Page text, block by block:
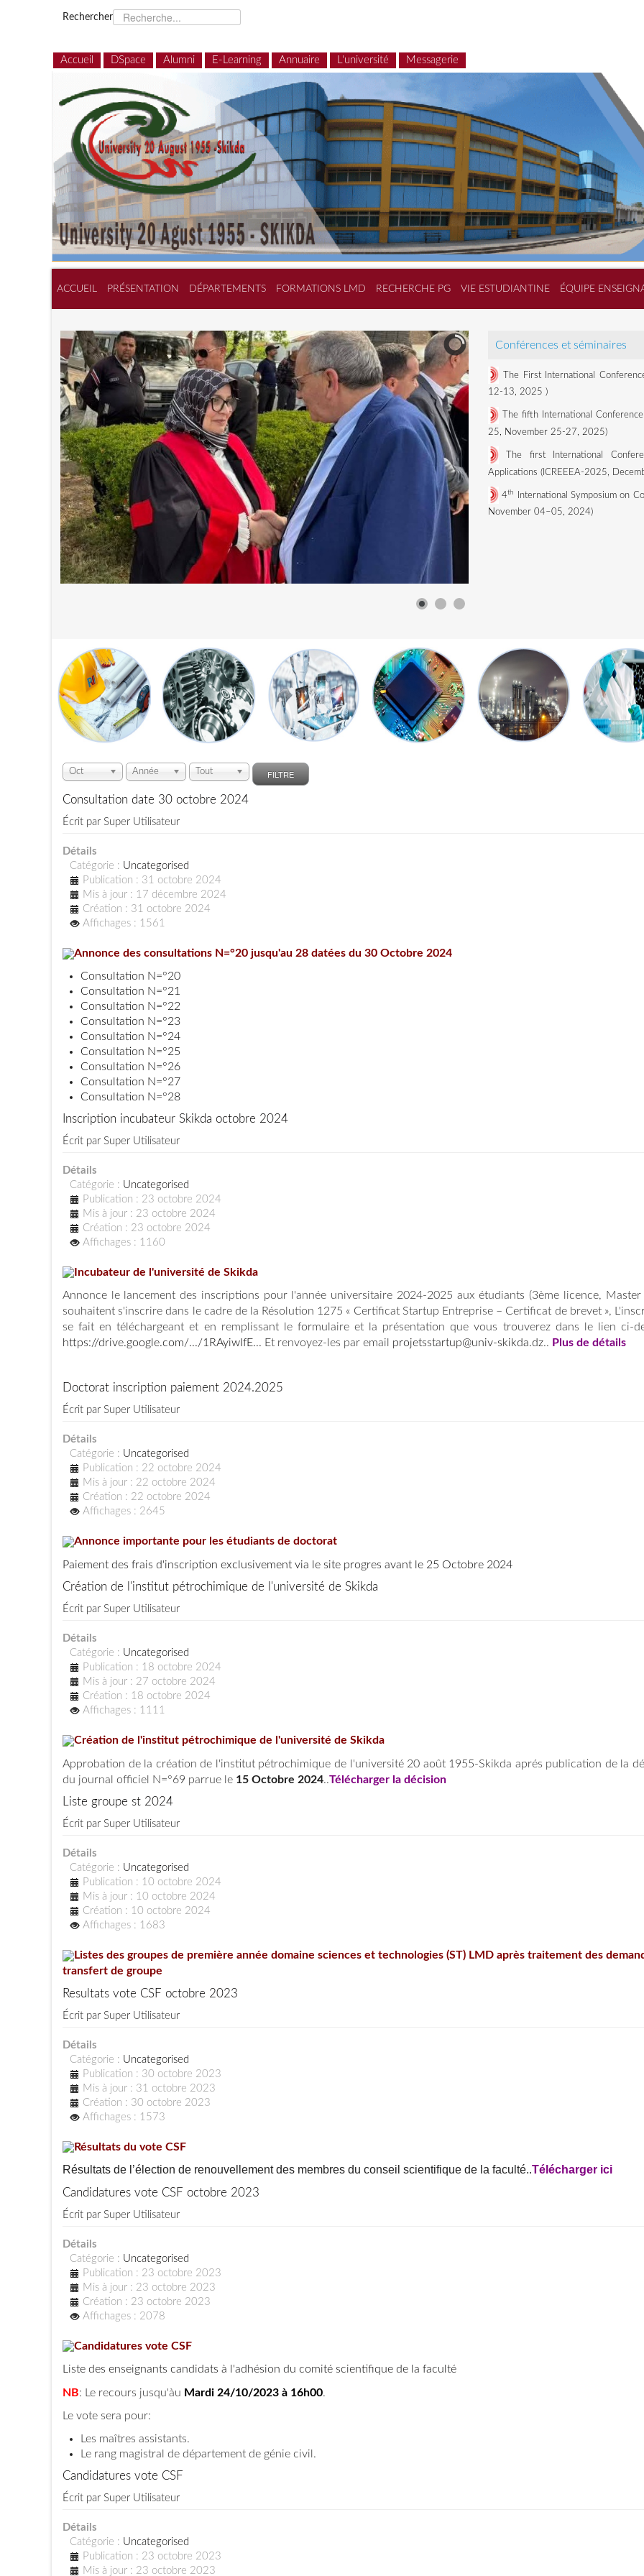
Rechercher
Accueil DSpace Alumni E-Learning Annuaire L'université Messagerie
ACCUEIL PRÉSENTATION DÉPARTEMENTS FORMATIONS LMD RECHERCHE PG VIE ESTUDIANTINE ÉQUIPE
Conférences et séminaires
The First International
12-13, 2025 )
The fifth International
25, November 25-27, 2025)
The first International
Applications (ICREEEA-2025,
4th
International Symposium on
November 04–05, 2024)
Oct Année Tout FILTRE
Consultation date 30 octobre 2024
Écrit par Super Utilisateur
Détails
Catégorie : Uncategorised
Publication : 31 octobre 2024
Mis à jour : 17 décembre 2024
Création : 31 octobre 2024
Affichages : 1561
Annonce des consultations N=°20 jusqu'au 28 datées du 30 Octobre 2024
Consultation N=°20
Consultation N=°21
Consultation N=°22
Consultation N=°23
Consultation N=°24
Consultation N=°25
Consultation N=°26
Consultation N=°27
Consultation N=°28
Inscription incubateur Skikda octobre 2024
Écrit par Super Utilisateur
Détails
Catégorie : Uncategorised
Publication : 23 octobre 2024
Mis à jour : 23 octobre 2024
Création : 23 octobre 2024
Affichages : 1160
Incubateur de l'université de Skikda
Annonce le lancement des inscriptions pour l'année universitaire 2024-2025 aux étudiants (3ème licence, Master
souhaitent s'inscrire dans le cadre de la Résolution 1275 « Certificat Startup Entreprise – Certificat de brevet »,
se fait en téléchargeant et en remplissant le formulaire et la présentation que vous trouverez dans le lien ci-
https://drive.google.com/.../1RAyiwIfE... Et renvoyez-les par email projetsstartup@univ-skikda.dz.. Plus de détails
Doctorat inscription paiement 2024.2025
Écrit par Super Utilisateur
Détails
Catégorie : Uncategorised
Publication : 22 octobre 2024
Mis à jour : 22 octobre 2024
Création : 22 octobre 2024
Affichages : 2645
Annonce importante pour les étudiants de doctorat
Paiement des frais d'inscription exclusivement via le site progres avant le 25 Octobre 2024
Création de l'institut pétrochimique de l'université de Skikda
Écrit par Super Utilisateur
Détails
Catégorie : Uncategorised
Publication : 18 octobre 2024
Mis à jour : 27 octobre 2024
Création : 18 octobre 2024
Affichages : 1111
Création de l'institut pétrochimique de l'université de Skikda
Approbation de la création de l'institut pétrochimique de l'université 20 août 1955-Skikda aprés publication de la
du journal officiel N=°69 parrue le 15 Octobre 2024..Télécharger la décision
Liste groupe st 2024
Écrit par Super Utilisateur
Détails
Catégorie : Uncategorised
Publication : 10 octobre 2024
Mis à jour : 10 octobre 2024
Création : 10 octobre 2024
Affichages : 1683
Listes des groupes de première année domaine sciences et technologies (ST) LMD après traitement des
transfert de groupe
Resultats vote CSF octobre 2023
Écrit par Super Utilisateur
Détails
Catégorie : Uncategorised
Publication : 30 octobre 2023
Mis à jour : 31 octobre 2023
Création : 30 octobre 2023
Affichages : 1573
Résultats du vote CSF
Résultats de l’élection de renouvellement des membres du conseil scientifique de la faculté..Télécharger ici
Candidatures vote CSF octobre 2023
Écrit par Super Utilisateur
Détails
Catégorie : Uncategorised
Publication : 23 octobre 2023
Mis à jour : 23 octobre 2023
Création : 23 octobre 2023
Affichages : 2078
Candidatures vote CSF
Liste des enseignants candidats à l'adhésion du comité scientifique de la faculté
NB: Le recours jusqu'àu Mardi 24/10/2023 à 16h00.
Le vote sera pour:
Les maîtres assistants.
Le rang magistral de département de génie civil.
Candidatures vote CSF
Écrit par Super Utilisateur
Détails
Catégorie : Uncategorised
Publication : 23 octobre 2023
Mis à jour : 23 octobre 2023